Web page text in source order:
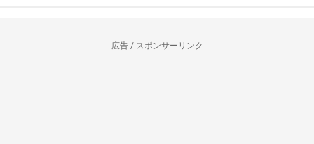
広告 / スポンサーリンク